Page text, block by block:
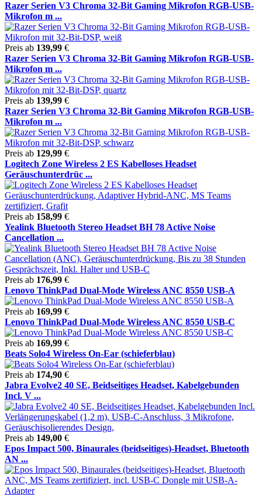
Razer Serien V3 Chroma 32-Bit Gaming Mikrofon RGB-USB-
Mikrofon m ...
Preis ab 139,99 €
Razer Serien V3 Chroma 32-Bit Gaming Mikrofon RGB-USB-
Mikrofon m ...
Preis ab 139,99 €
Razer Serien V3 Chroma 32-Bit Gaming Mikrofon RGB-USB-
Mikrofon m ...
Preis ab 129,99 €
Logitech Zone Wireless 2 ES Kabelloses Headset
Geräuschunterdrüc ...
Preis ab 158,99 €
Yealink Bluetooth Stereo Headset BH 78 Active Noise
Cancellation ...
Preis ab 176,99 €
Lenovo ThinkPad Dual-Mode Wireless ANC 8550 USB-A
Preis ab 169,99 €
Lenovo ThinkPad Dual-Mode Wireless ANC 8550 USB-C
Preis ab 169,99 €
Beats Solo4 Wireless On-Ear (schieferblau)
Preis ab 174,90 €
Jabra Evolve2 40 SE, Beidseitiges Headset, Kabelgebunden
Incl. V ...
Preis ab 149,00 €
Epos Impact 500, Binaurales (beidseitiges)-Headset, Bluetooth
AN ...